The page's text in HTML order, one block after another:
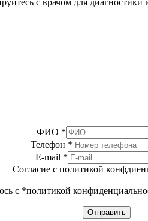
ФИО *
Телефон *
E-mail *
Согласие с политикой
с *политикой
Отправить